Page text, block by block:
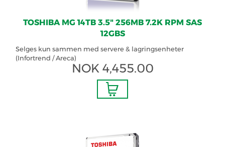
TOSHIBA MG 14TB 3.5" 256MB 7.2K RPM SAS
12GBS
Selges kun sammen med servere & lagringsenheter
(Infortrend / Areca)
NOK 4,455.00